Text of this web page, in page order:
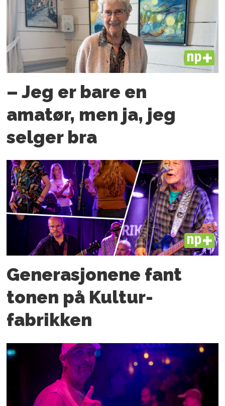
PLUS
– Jeg er bare en
amatør, men ja, jeg
selger bra
PLUS
Generasjonene fant
tonen på Kultur­
fabrikken